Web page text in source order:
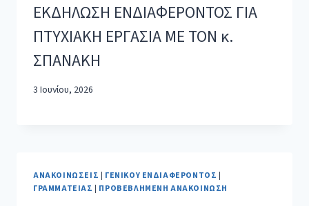
ΕΚΔΗΛΩΣΗ ΕΝΔΙΑΦΕΡΟΝΤΟΣ ΓΙΑ
ΠΤΥΧΙΑΚΗ ΕΡΓΑΣΙΑ ΜΕ ΤΟΝ κ.
ΣΠΑΝΑΚΗ
3 Ιουνίου, 2026
ΑΝΑΚΟΙΝΏΣΕΙΣ ΓΕΝΙΚΟΎ ΕΝΔΙΑΦΈΡΟΝΤΟΣ
ΓΡΑΜΜΑΤΕΊΑΣ
ΠΡΟΒΕΒΛΗΜΈΝΗ ΑΝΑΚΟΊΝΩΣΗ